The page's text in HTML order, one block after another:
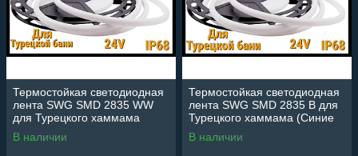
Термостойкая светодиодная
лента SWG SMD 2835 WW
для Турецкого хаммама
(Тёплое свечение, 5 м, 24V,
12 Вт/м, IP68)
В наличии
Термостойкая светодиодная
лента SWG SMD 2835 B для
Турецкого хаммама (Синие
свечение, 5 м, 24V, 12 Вт/м,
IP68)
В наличии